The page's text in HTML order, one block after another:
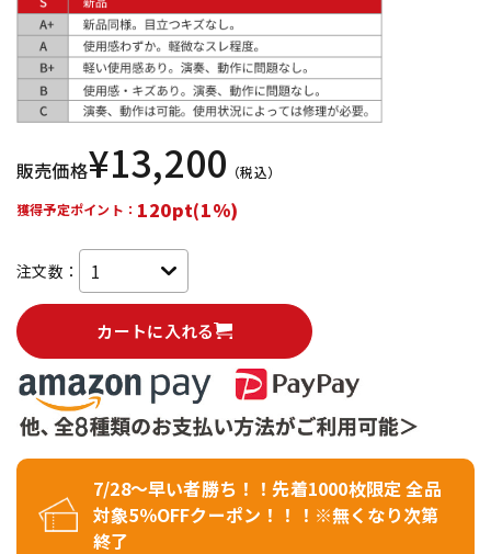
中古 ヴィンテージ
販売価格¥13,200 （税込）
獲得予定ポイント： 120pt(1%)
注文数：
カートに入れる
7/28～早い者勝ち！！先着1000枚限定 全品
対象5％OFFクーポン！！！※無くなり次第
終了